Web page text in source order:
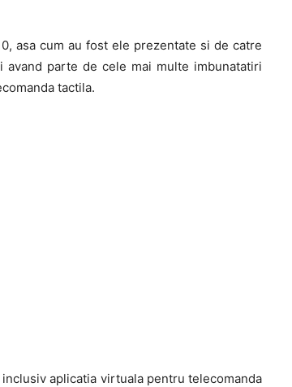
asa cum au fost ele prezentate si de catre
parte de cele mai multe imbunatatiri
tactila.
aplicatia virtuala pentru telecomanda